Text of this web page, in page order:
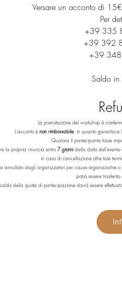
Versare un acconto di
Per
+39 335
+39 392
+39
Saldo in
La prenotazione del workshop è
L'acconto è non rimborsabile, in quanto garantisce
Qualora il partecipante fosse
la propria rinuncia entro 7 giorni dalla data dell'evento
in caso di cancellazione oltre tale
annullato dagli organizzatori per cause organizzative
potrà essere
della quota di partecipazione dovrà essere